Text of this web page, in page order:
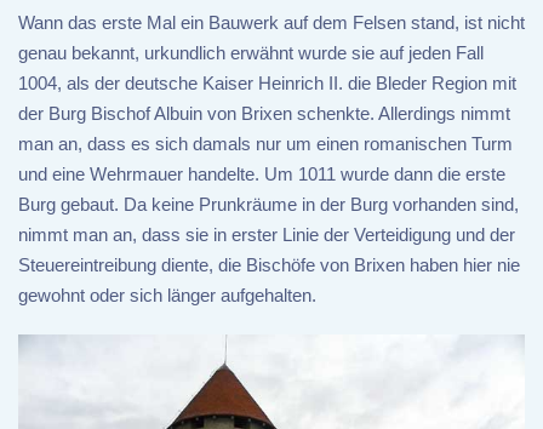
Wann das erste Mal ein Bauwerk auf dem Felsen stand, ist nicht
genau bekannt, urkundlich erwähnt wurde sie auf jeden Fall
1004, als der deutsche Kaiser Heinrich II. die Bleder Region mit
der Burg Bischof Albuin von Brixen schenkte. Allerdings nimmt
man an, dass es sich damals nur um einen romanischen Turm
und eine Wehrmauer handelte. Um 1011 wurde dann die erste
Burg gebaut. Da keine Prunkräume in der Burg vorhanden sind,
nimmt man an, dass sie in erster Linie der Verteidigung und der
Steuereintreibung diente, die Bischöfe von Brixen haben hier nie
gewohnt oder sich länger aufgehalten.